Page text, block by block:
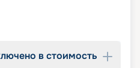
в стоимость